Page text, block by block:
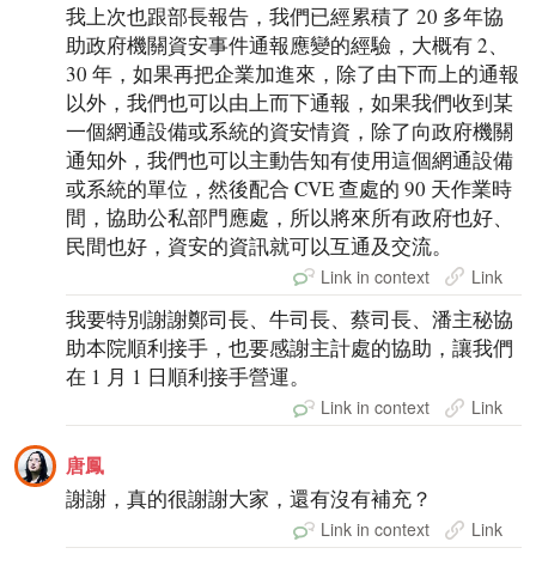
我上次也跟部長報告，我們已經累積了 20 多年協
助政府機關資安事件通報應變的經驗，大概有 2、
30 年，如果再把企業加進來，除了由下而上的通報
以外，我們也可以由上而下通報，如果我們收到某
一個網通設備或系統的資安情資，除了向政府機關
通知外，我們也可以主動告知有使用這個網通設備
或系統的單位，然後配合 CVE 查處的 90 天作業時
間，協助公私部門應處，所以將來所有政府也好、
民間也好，資安的資訊就可以互通及交流。
Link in context Link
我要特別謝謝鄭司長、牛司長、蔡司長、潘主秘協
助本院順利接手，也要感謝主計處的協助，讓我們
在 1 月 1 日順利接手營運。
Link in context Link
唐鳳
謝謝，真的很謝謝大家，還有沒有補充？
Link in context Link